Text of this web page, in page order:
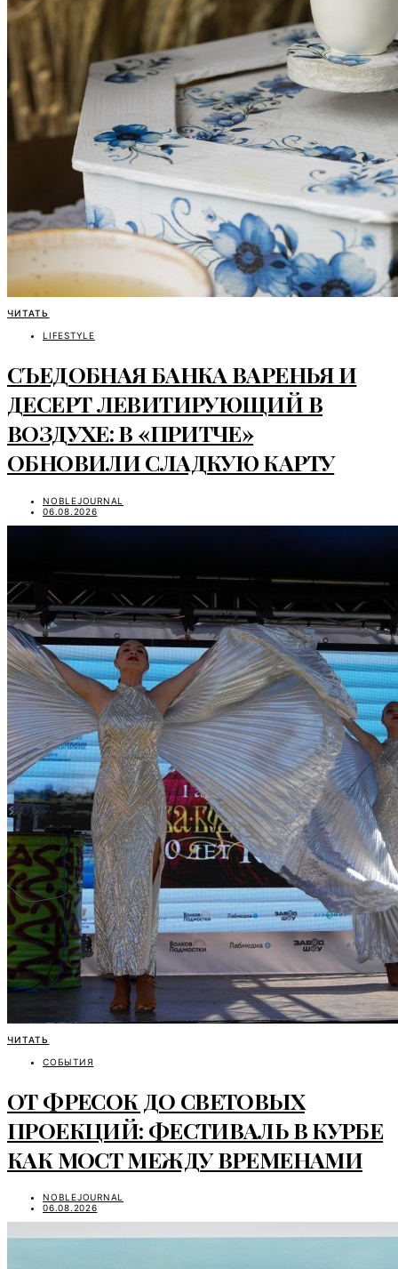
ЧИТАТЬ
LIFESTYLE
СЪЕДОБНАЯ БАНКА ВАРЕНЬЯ И
ДЕСЕРТ ЛЕВИТИРУЮЩИЙ В
ВОЗДУХЕ: В «ПРИТЧЕ»
ОБНОВИЛИ СЛАДКУЮ КАРТУ
NOBLEJOURNAL
06.08.2026
ЧИТАТЬ
СОБЫТИЯ
ОТ ФРЕСОК ДО СВЕТОВЫХ
ПРОЕКЦИЙ: ФЕСТИВАЛЬ В КУРБЕ
КАК МОСТ МЕЖДУ ВРЕМЕНАМИ
NOBLEJOURNAL
06.08.2026